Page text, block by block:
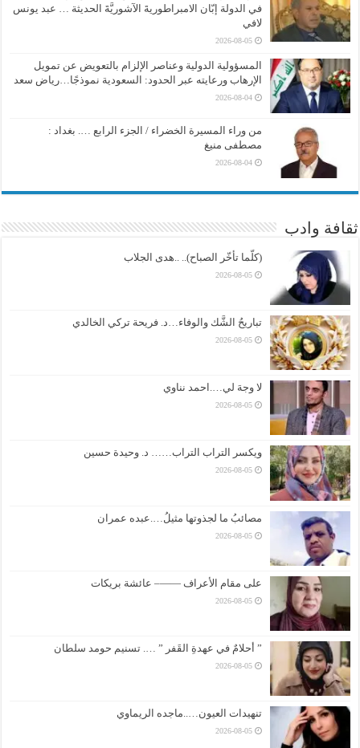
في الدولة إبّان الامبراطوريةَ الآشوريَّةَ الحديثة … عبد يونس
لافي
2026-08-05
المسؤولية الدولية وعناصر الإلزام بالتعويض عن تمويل
الإرهاب ورعايته عبر الحدود: السعودية نموذجًا…رياض سعد
2026-08-04
من وراء المسيرة الخضراء / الجزء الرابع …. بغداد :
مصطفى منيغ
2026-08-04
ثقافة وادب
(كلّما تأخّر الصباح).. ..هدى الجلاب
2026-08-05
تباريحُ الشَّك والوفاء…د. فريحة تركي الخالدي
2026-08-05
لا وجهَ لي….احمد نناوي
2026-08-05
ويكسر التراب التراب…… د. وحيدة حسين
2026-08-05
مصائبُ ما لجذوتها مثيلُ….عبده عمران
2026-08-05
على مقام الأعراف ——– عائشة بريكات
2026-08-05
” أحلامٌ في عهدةِ القَفر ” …. تسنيم حومد سلطان
2026-08-05
تنهيدات العيون…..ماجده الريماوي
2026-08-05